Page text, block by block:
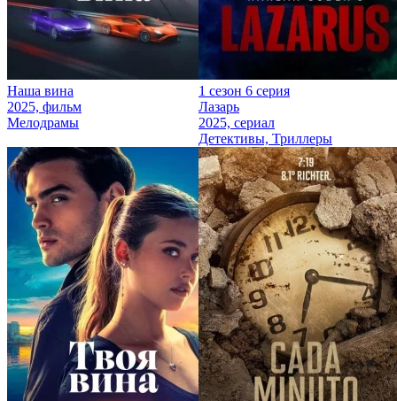
Наша вина
2025, фильм
Мелодрамы
1 сезон 6 серия
Лазарь
2025, сериал
Детективы, Триллеры